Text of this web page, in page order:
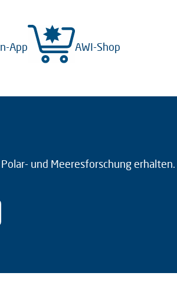
App AWI-Shop
und Meeresforschung erhalten.